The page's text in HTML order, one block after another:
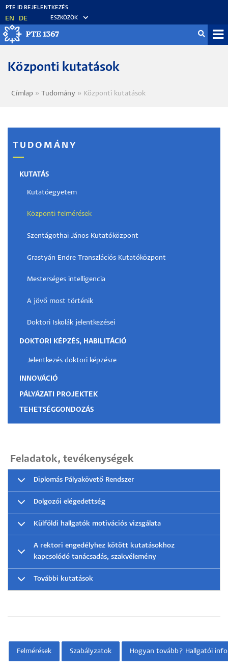
Ugrás
tartalomra
EN DE ESZKÖZÖK
Központi kutatások
Morzsa
Címlap Tudomány Központi kutatások
TUDOMÁNY
KUTATÁS
Kutatóegyetem
Központi felmérések
Szentágothai János Kutatóközpont
Grastyán Endre Transzlációs Kutatóközpont
Mesterséges intelligencia
A jövő most történik
Doktori Iskolák jelentkezései
DOKTORI KÉPZÉS, HABILITÁCIÓ
Jelentkezés doktori képzésre
INNOVÁCIÓ
PÁLYÁZATI PROJEKTEK
TEHETSÉGGONDOZÁS
Feladatok, tevékenységek
Diplomás Pályakövető Rendszer
Dolgozói elégedettség
Külföldi hallgatók motivációs vizsgálata
A rektori engedélyhez kötött kutatásokhoz
kapcsolódó tanácsadás, szakvélemény
További kutatások
Felmérések Szabályzatok Hogyan tovább? Hallgatói